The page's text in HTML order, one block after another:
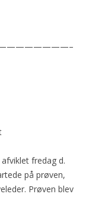
fredag d.
på prøven,
Prøven blev